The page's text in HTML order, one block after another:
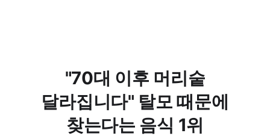
"70대 이후 머리숱
달라집니다" 탈모 때문에
찾는다는 음식 1위